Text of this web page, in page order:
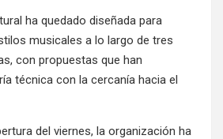
ha quedado diseñada para
musicales a lo largo de tres
con propuestas que han
técnica con la cercanía hacia el
del viernes, la organización ha